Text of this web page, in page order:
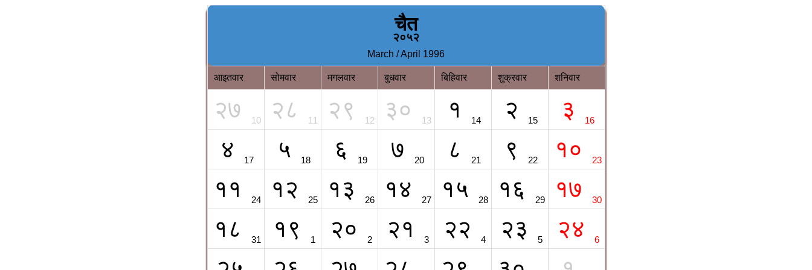
चैत
२०५२
March / April 1996
आइतवार सोमवार मगलवार बुधवार बिहिवार शुक्रवार शनिवार
२७ 10 २८ 11 २९ 12 ३० 13 १ 14 २ 15 ३ 16
४ 17 ५ 18 ६ 19 ७ 20 ८ 21 ९ 22 १० 23
११ 24 १२ 25 १३ 26 १४ 27 १५ 28 १६ 29 १७ 30
१८ 31 १९ 1 २० 2 २१ 3 २२ 4 २३ 5 २४ 6